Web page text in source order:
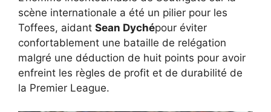
scène internationale a été un pilier pour les
Toffees, aidant Sean Dychépour éviter
confortablement une bataille de relégation
malgré une déduction de huit points pour avoir
enfreint les règles de profit et de durabilité de
la Premier League.